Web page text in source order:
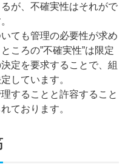
が、不確実性はそれがで
ても管理の必要性が求め
ころの”不確実性”は限定
定を要求することで、組
しています。
することと許容すること
ております。